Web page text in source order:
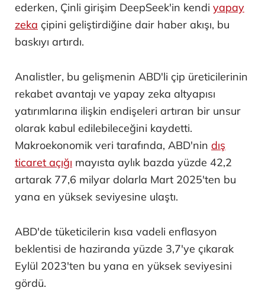
ederken, Çinli girişim DeepSeek'in kendi yapay
zeka çipini geliştirdiğine dair haber akışı, bu
baskıyı artırdı.
Analistler, bu gelişmenin ABD'li çip üreticilerinin
rekabet avantajı ve yapay zeka altyapısı
yatırımlarına ilişkin endişeleri artıran bir unsur
olarak kabul edilebileceğini kaydetti.
Makroekonomik veri tarafında, ABD'nin dış
ticaret açığı mayısta aylık bazda yüzde 42,2
artarak 77,6 milyar dolarla Mart 2025'ten bu
yana en yüksek seviyesine ulaştı.
ABD'de tüketicilerin kısa vadeli enflasyon
beklentisi de haziranda yüzde 3,7'ye çıkarak
Eylül 2023'ten bu yana en yüksek seviyesini
gördü.